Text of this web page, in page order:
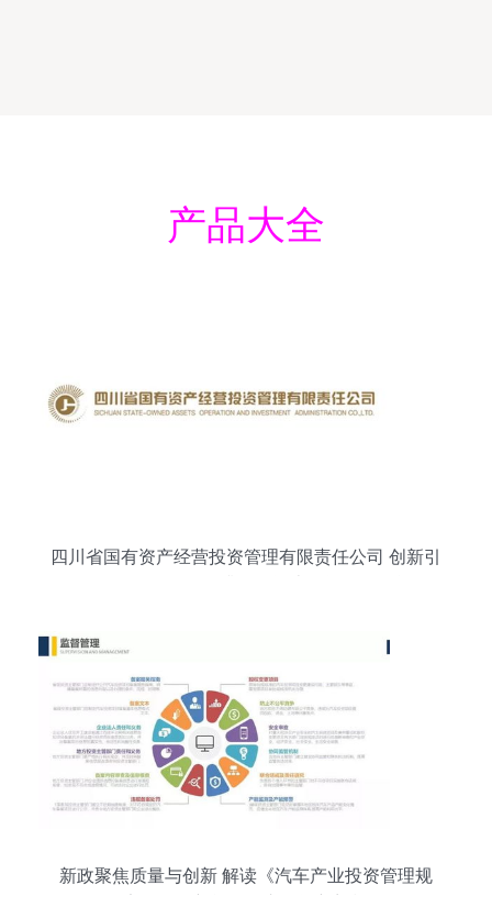
产品大全
四川省国有资产经营投资管理有限责任公司 创新引
新政聚焦质量与创新 解读《汽车产业投资管理规